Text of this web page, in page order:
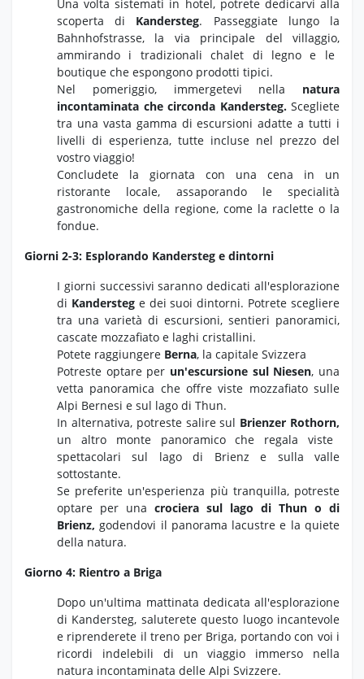
Una volta sistemati in hotel,potrete dedicarvi alla
scoperta di Kandersteg. Passeggiate lungo la
Bahnhofstrasse, la via principale del villaggio,
ammirando i tradizionali chalet di legno e le
boutique che espongono prodotti tipici.
Nel pomeriggio,immergetevi nella natura
incontaminata che circonda Kandersteg.Scegliete
tra una vasta gamma di escursioni adatte a tutti i
livelli di esperienza, tutte incluse nel prezzo del
vostro viaggio!
Concludete la giornata con una cena in un
ristorante locale, assaporando le specialità
gastronomiche della regione, come la raclette o la
fondue.
Giorni 2-3: Esplorando Kandersteg e dintorni
I giorni successivi saranno dedicati all'esplorazione
di Kanderstege dei suoi dintorni. Potrete scegliere
tra una varietà di escursioni, sentieri panoramici,
cascate mozzafiato e laghi cristallini.
Potete raggiungere Berna, la capitale Svizzera
Potreste optare per un'escursione sul Niesen, una
vetta panoramica che offre viste mozzafiato sulle
Alpi Bernesi e sul lago di Thun.
In alternativa,potreste salire sul Brienzer Rothorn,
un altro monte panoramico che regala viste
spettacolari sul lago di Brienz e sulla valle
sottostante.
Se preferite un'esperienza più tranquilla,potreste
optare per una crociera sul lago di Thun o di
Brienz, godendovi il panorama lacustre e la quiete
della natura.
Giorno 4: Rientro a Briga
Dopo un'ultima mattinata dedicata all'esplorazione
di Kandersteg, saluterete questo luogo incantevole
e riprenderete il treno per Briga, portando con voi i
ricordi indelebili di un viaggio immerso nella
natura incontaminata delle Alpi Svizzere.